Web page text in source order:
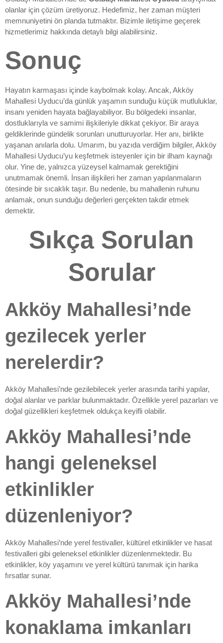
olanlar için çözüm üretiyoruz. Hedefimiz, her zaman müşteri
memnuniyetini ön planda tutmaktır. Bizimle iletişime geçerek
hizmetlerimiz hakkında detaylı bilgi alabilirsiniz.
Sonuç
Hayatın karmaşası içinde kaybolmak kolay. Ancak, Akköy
Mahallesi Uyducu’da günlük yaşamın sunduğu küçük mutluluklar,
insanı yeniden hayata bağlayabiliyor. Bu bölgedeki insanlar,
dostluklarıyla ve samimi ilişkileriyle dikkat çekiyor. Bir araya
geldiklerinde gündelik sorunları unutturuyorlar. Her anı, birlikte
yaşanan anılarla dolu. Umarım, bu yazıda verdiğim bilgiler, Akköy
Mahallesi Uyducu’yu keşfetmek isteyenler için bir ilham kaynağı
olur. Yine de, yalnızca yüzeysel kalmamak gerektiğini
unutmamak önemli. İnsan ilişkileri her zaman yapılanmaların
ötesinde bir sıcaklık taşır. Bu nedenle, bu mahallenin ruhunu
anlamak, onun sunduğu değerleri gerçekten takdir etmek
demektir.
Sıkça Sorulan
Sorular
Akköy Mahallesi’nde
gezilecek yerler
nerelerdir?
Akköy Mahallesi’nde gezilebilecek yerler arasında tarihi yapılar,
doğal alanlar ve parklar bulunmaktadır. Özellikle yerel pazarları ve
doğal güzellikleri keşfetmek oldukça keyifli olabilir.
Akköy Mahallesi’nde
hangi geleneksel
etkinlikler
düzenleniyor?
Akköy Mahallesi’nde yerel festivaller, kültürel etkinlikler ve hasat
festivalleri gibi geleneksel etkinlikler düzenlenmektedir. Bu
etkinlikler, köy yaşamını ve yerel kültürü tanımak için harika
fırsatlar sunar.
Akköy Mahallesi’nde
konaklama imkanları